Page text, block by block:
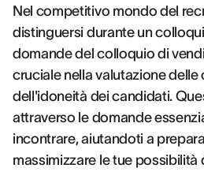
Nel competitivo mondo del
distinguersi durante un
domande del colloquio di
cruciale nella valutazione delle
dell'idoneità dei candidati.
attraverso le domande
incontrare, aiutandoti a
massimizzare le tue possibilità